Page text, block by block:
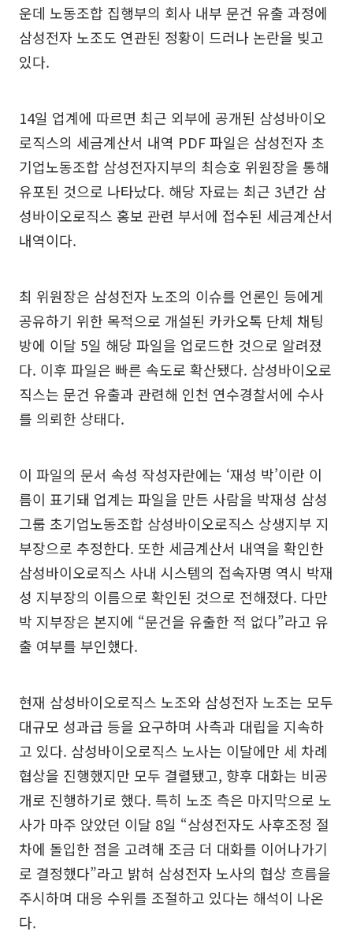
운데 노동조합 집행부의 회사 내부 문건 유출 과정에
삼성전자 노조도 연관된 정황이 드러나 논란을 빚고
있다.
14일 업계에 따르면 최근 외부에 공개된 삼성바이오
로직스의 세금계산서 내역 PDF 파일은 삼성전자 초
기업노동조합 삼성전자지부의 최승호 위원장을 통해
유포된 것으로 나타났다. 해당 자료는 최근 3년간 삼
성바이오로직스 홍보 관련 부서에 접수된 세금계산서
내역이다.
최 위원장은 삼성전자 노조의 이슈를 언론인 등에게
공유하기 위한 목적으로 개설된 카카오톡 단체 채팅
방에 이달 5일 해당 파일을 업로드한 것으로 알려졌
다. 이후 파일은 빠른 속도로 확산됐다. 삼성바이오로
직스는 문건 유출과 관련해 인천 연수경찰서에 수사
를 의뢰한 상태다.
이 파일의 문서 속성 작성자란에는 ‘재성 박’이란 이
름이 표기돼 업계는 파일을 만든 사람을 박재성 삼성
그룹 초기업노동조합 삼성바이오로직스 상생지부 지
부장으로 추정한다. 또한 세금계산서 내역을 확인한
삼성바이오로직스 사내 시스템의 접속자명 역시 박재
성 지부장의 이름으로 확인된 것으로 전해졌다. 다만
박 지부장은 본지에 “문건을 유출한 적 없다”라고 유
출 여부를 부인했다.
현재 삼성바이오로직스 노조와 삼성전자 노조는 모두
대규모 성과급 등을 요구하며 사측과 대립을 지속하
고 있다. 삼성바이오로직스 노사는 이달에만 세 차례
협상을 진행했지만 모두 결렬됐고, 향후 대화는 비공
개로 진행하기로 했다. 특히 노조 측은 마지막으로 노
사가 마주 앉았던 이달 8일 “삼성전자도 사후조정 절
차에 돌입한 점을 고려해 조금 더 대화를 이어나가기
로 결정했다”라고 밝혀 삼성전자 노사의 협상 흐름을
주시하며 대응 수위를 조절하고 있다는 해석이 나온
다.